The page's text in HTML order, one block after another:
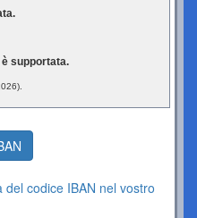
supportata.
codice IBAN nel vostro